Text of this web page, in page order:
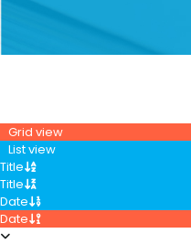
Grid view
List view
Title
Title
Date
Date